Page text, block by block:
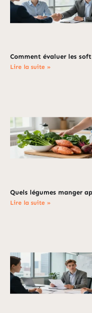
Comment évaluer les
Lire la suite »
Quels légumes manger
Lire la suite »